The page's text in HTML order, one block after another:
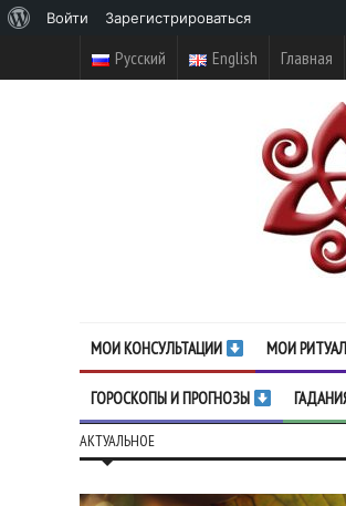
Русский English Главная
МОИ КОНСУЛЬТАЦИИ МОИ
ГОРОСКОПЫ И ПРОГНОЗЫ
АКТУАЛЬНОЕ
WordPress
Войти Зарегистрироваться